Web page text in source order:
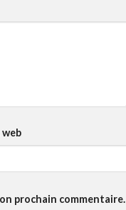
prochain commentaire.